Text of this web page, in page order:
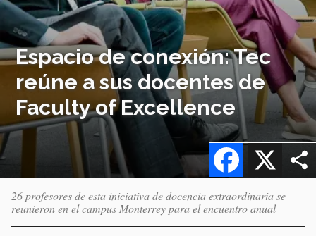
Espacio de conexión: Tec
reúne a sus docentes de
Faculty of Excellence
X
Facebook
26 profesores de esta iniciativa de docencia extraordinaria se
reunieron en el campus Monterrey para el encuentro anual